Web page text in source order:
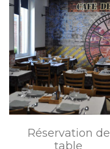
Réservation de
table